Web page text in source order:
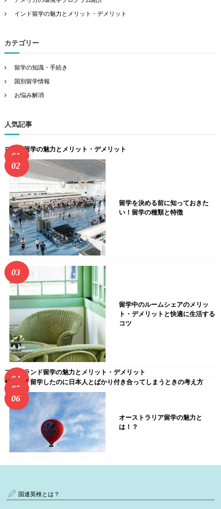
インド留学の魅力とメリット・デメリット
カテゴリー
留学の知識・手続き
国別留学情報
お悩み解消
人気記事
ロシア留学の魅力とメリット・デメリット
留学を決める前に知っておきた
い！留学の種類と特徴
留学中のルームシェアのメリッ
ト・デメリットと快適に生活する
コツ
フィンランド留学の魅力とメリット・デメリット
せっかく留学したのに日本人とばかり付き合ってしまうときの考え方
オーストラリア留学の魅力と
は！？
国連英検とは？